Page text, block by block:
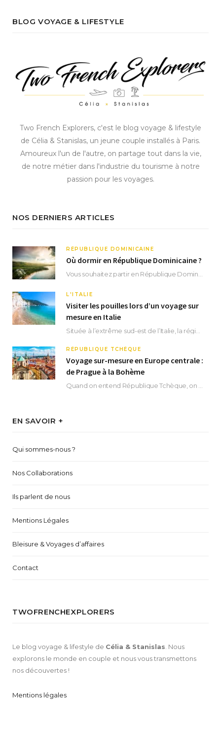
BLOG VOYAGE & LIFESTYLE
Two French Explorers, c'est le blog voyage & lifestyle
de Célia & Stanislas, un jeune couple installés à Paris.
Amoureux l'un de l'autre, on partage tout dans la vie,
de notre métier dans l'industrie du tourisme à notre
passion pour les voyages.
NOS DERNIERS ARTICLES
RÉPUBLIQUE DOMINICAINE
Où dormir en République Dominicaine ?
L'ITALIE
Visiter les pouilles lors d’un voyage sur
mesure en Italie
RÉPUBLIQUE TCHÈQUE
Voyage sur-mesure en Europe centrale :
de Prague à la Bohème
EN SAVOIR +
Qui sommes-nous ?
Nos Collaborations
Ils parlent de nous
Mentions Légales
Bleisure & Voyages d’affaires
Contact
TWOFRENCHEXPLORERS
Le blog voyage & lifestyle de Célia & Stanislas . Nous
explorons le monde en couple et nous vous transmettons
nos découvertes !
Mentions légales